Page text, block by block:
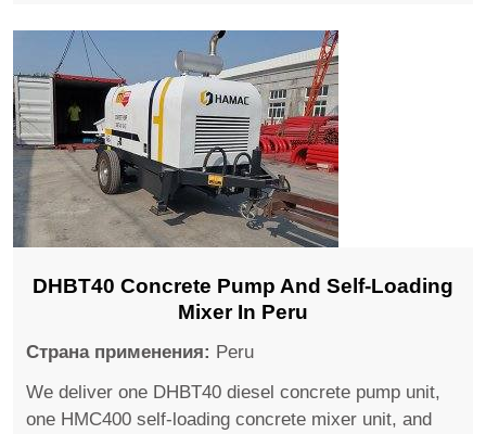
DHBT40 Concrete Pump And Self-Loading
Mixer In Peru
Страна применения: Peru
We deliver one DHBT40 diesel concrete pump unit,
one HMC400 self-loading concrete mixer unit, and